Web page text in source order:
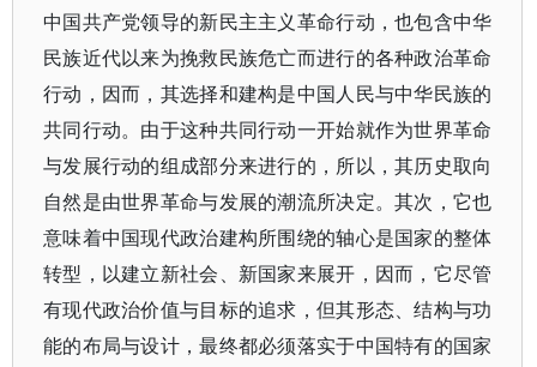
中国共产党领导的新民主主义革命行动，也包含中华
民族近代以来为挽救民族危亡而进行的各种政治革命
行动，因而，其选择和建构是中国人民与中华民族的
共同行动。由于这种共同行动一开始就作为世界革命
与发展行动的组成部分来进行的，所以，其历史取向
自然是由世界革命与发展的潮流所决定。其次，它也
意味着中国现代政治建构所围绕的轴心是国家的整体
转型，以建立新社会、新国家来展开，因而，它尽管
有现代政治价值与目标的追求，但其形态、结构与功
能的布局与设计，最终都必须落实于中国特有的国家